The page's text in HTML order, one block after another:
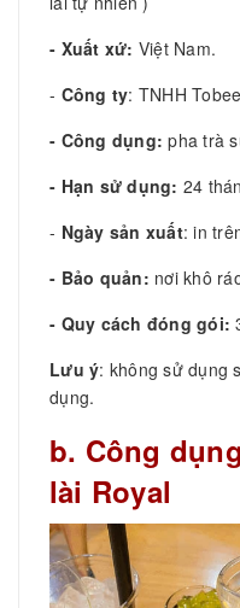
- Xuất xứ: Việt Nam.
- Công ty: TNHH
- Công dụng: pha trà
- Hạn sử dụng: 24
- Ngày sản xuất: in
- Bảo quản: nơi khô
- Quy cách đóng gói:
Lưu ý: không sử dụng
dụng.
b. Công
lài Royal